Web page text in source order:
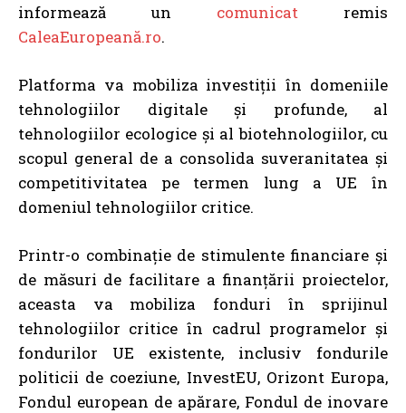
informează un comunicat remis
CaleaEuropeană.ro.
Platforma va mobiliza investiții în domeniile
tehnologiilor digitale și profunde, al
tehnologiilor ecologice și al biotehnologiilor, cu
scopul general de a consolida suveranitatea și
competitivitatea pe termen lung a UE în
domeniul tehnologiilor critice.
Printr-o combinație de stimulente financiare și
de măsuri de facilitare a finanțării proiectelor,
aceasta va mobiliza fonduri în sprijinul
tehnologiilor critice în cadrul programelor și
fondurilor UE existente, inclusiv fondurile
politicii de coeziune, InvestEU, Orizont Europa,
Fondul european de apărare, Fondul de inovare